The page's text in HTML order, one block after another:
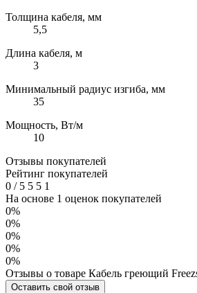
Толщина кабеля, мм
5,5
Длина кабеля, м
3
Минимальный радиус изгиба, мм
35
Мощность, Вт/м
10
Отзывы покупателей
Рейтинг покупателей
0 /5 5 5 1
На основе 1 оценок покупателей
0%
0%
0%
0%
0%
Отзывы о товаре Кабель греющий
Оставить свой отзыв